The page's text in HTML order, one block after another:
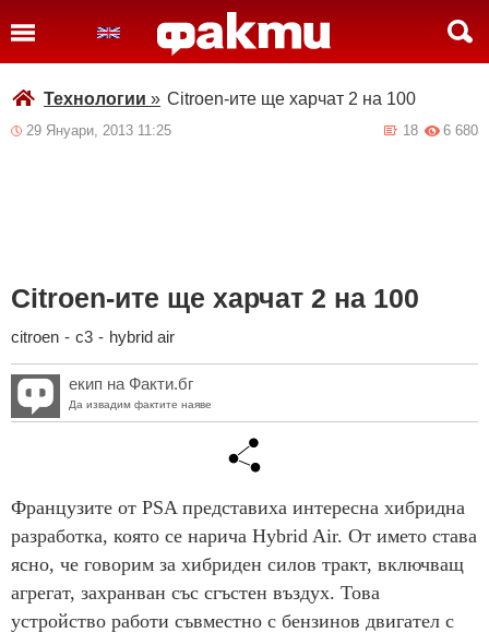
Технологии » Citroen-ите ще харчат 2 на 100
29 Януари, 2013 11:25 6 680
18
Citroen-ите ще харчат 2 на 100
citroen - c3 - hybrid air
екип на Факти.бг
Да извадим фактите наяве
Французите от PSA представиха интересна хибридна
разработка, която се нарича Hybrid Air. От името става
ясно, че говорим за хибриден силов тракт, включващ
агрегат, захранван със сгъстен въздух. Това
устройство работи съвместно с бензинов двигател с